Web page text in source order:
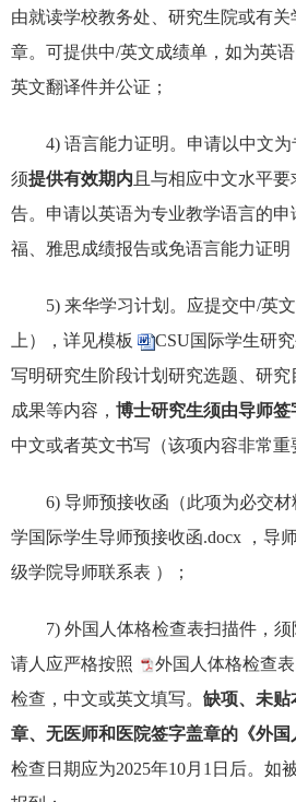
由就读学校教务处、研究生院或有
章。可提供中/英文成绩单，如为英
英文翻译件并公证；
4) 语言能力证明。申请以中文
须提供有效期内 且与相应中文水平
告。申请以英语为专业教学语言的申
福、雅思成绩报告或免语言能力证明
5) 来华学习计划。应提交中/英
上），详见模板
CSU国际学生研
写明研究生阶段计划研究选题、研
成果等内容， 博士研究生须由导师签
中文或者英文书写（该项内容非常重
6) 导师预接收函（此项为必交材
学国际学生导师预接收函.docx ，导
级学院导师联系表 ）；
7) 外国人体格检查表扫描件，
请人应严格按照
外国人体格检查
检查，中文或英文填写。 缺项、未贴
章、无医师和医院签字盖章的《外
检查日期应为2025年10月1日后。如